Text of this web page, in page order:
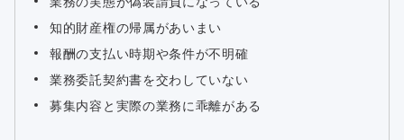
知的財産権の帰属があいまい
報酬の支払い時期や条件が不明確
業務委託契約書を交わしていない
募集内容と実際の業務に乖離がある